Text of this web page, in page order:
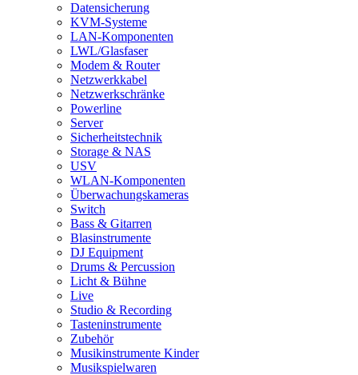
Datensicherung
KVM-Systeme
LAN-Komponenten
LWL/Glasfaser
Modem & Router
Netzwerkkabel
Netzwerkschränke
Powerline
Server
Sicherheitstechnik
Storage & NAS
USV
WLAN-Komponenten
Überwachungskameras
Switch
Bass & Gitarren
Blasinstrumente
DJ Equipment
Drums & Percussion
Licht & Bühne
Live
Studio & Recording
Tasteninstrumente
Zubehör
Musikinstrumente Kinder
Musikspielwaren